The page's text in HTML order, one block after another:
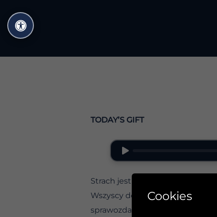
do
treści
TODAY’S GIFT
Strach jest brakiem wiary — Paul
Wszyscy doświadczamy
sprawozdania, spotkania z
Cookies